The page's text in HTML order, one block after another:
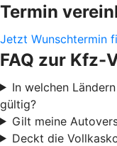
Termin
Jetzt Wunschtermin
FAQ zur Kfz-
In welchen
gültig?
Gilt meine
Deckt die